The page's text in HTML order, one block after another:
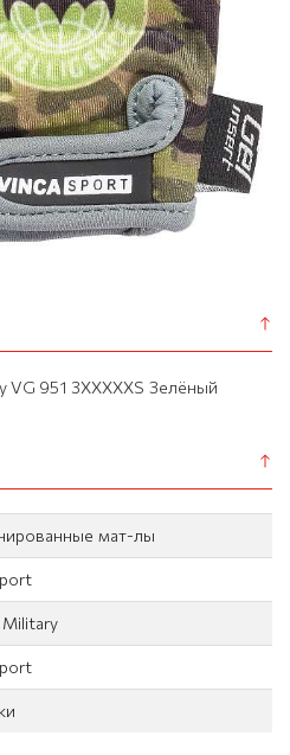
951 3XXXXXS Зелёный
мат-лы
Military